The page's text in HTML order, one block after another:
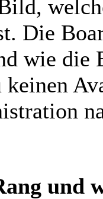
Die
wie die
keinen
und